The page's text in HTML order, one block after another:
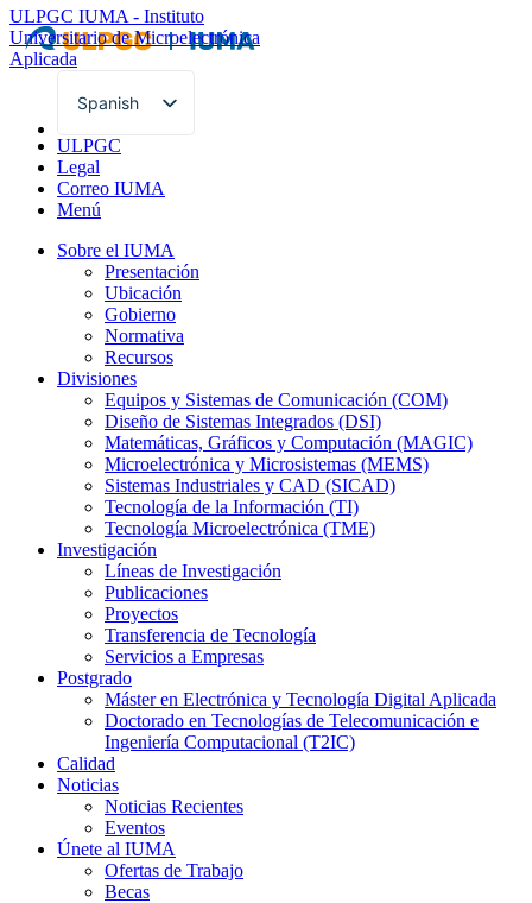
ULPGC IUMA - Instituto
Universitario de Microelectrónica
Aplicada
Spanish
English
ULPGC
Legal
Correo IUMA
Menú
Sobre el IUMA
Presentación
Ubicación
Gobierno
Normativa
Recursos
Divisiones
Equipos y Sistemas de Comunicación (COM)
Diseño de Sistemas Integrados (DSI)
Matemáticas, Gráficos y Computación (MAGIC)
Microelectrónica y Microsistemas (MEMS)
Sistemas Industriales y CAD (SICAD)
Tecnología de la Información (TI)
Tecnología Microelectrónica (TME)
Investigación
Líneas de Investigación
Publicaciones
Proyectos
Transferencia de Tecnología
Servicios a Empresas
Postgrado
Máster en Electrónica y Tecnología Digital Aplicada
Doctorado en Tecnologías de Telecomunicación e
Ingeniería Computacional (T2IC)
Calidad
Noticias
Noticias Recientes
Eventos
Únete al IUMA
Ofertas de Trabajo
Becas